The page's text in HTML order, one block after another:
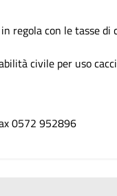
regola con le tasse
civile per uso
0572 952896